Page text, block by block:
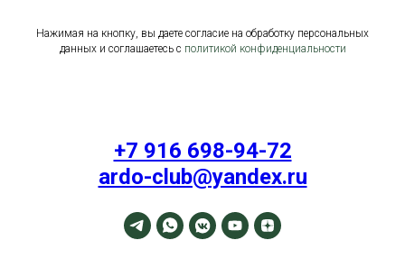
Нажимая на кнопку, вы даете согласие на обработку персональных
данных и соглашаетесь c политикой конфиденциальности
+7 916 698-94-72
ardo-club@yandex.ru